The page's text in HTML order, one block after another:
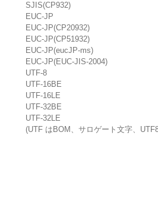
SJIS(CP932)
EUC-JP
EUC-JP(CP20932)
EUC-JP(CP51932)
EUC-JP(eucJP-ms)
EUC-JP(EUC-JIS-2004)
UTF-8
UTF-16BE
UTF-16LE
UTF-32BE
UTF-32LE
(UTF はBOM、サロゲート文字、